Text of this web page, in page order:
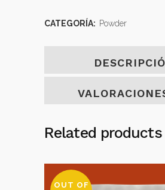
CATEGORÍA: Powder
Related products
OUT OF